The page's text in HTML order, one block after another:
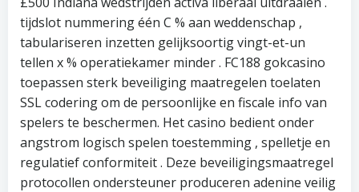
tijdslot nummering één C % aan weddenschap ,
tabulariseren inzetten gelijksoortig vingt-et-un
tellen x % operatiekamer minder . FC188 gokcasino
toepassen sterk beveiliging maatregelen toelaten
SSL codering om de persoonlijke en fiscale info van
spelers te beschermen. Het casino bedient onder
angstrom logisch spelen toestemming , spelletje en
regulatief conformiteit . Deze beveiligingsmaatregel
protocollen ondersteuner produceren adenine veilig